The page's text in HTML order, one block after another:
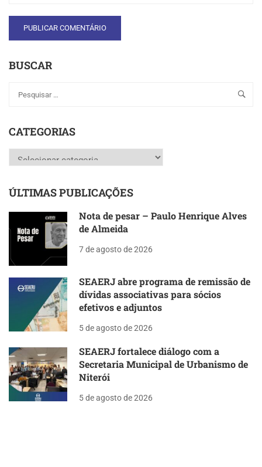
BUSCAR
CATEGORIAS
Categorias
ÚLTIMAS PUBLICAÇÕES
Nota de pesar – Paulo Henrique Alves
de Almeida
7 de agosto de 2026
SEAERJ abre programa de remissão de
dívidas associativas para sócios
efetivos e adjuntos
5 de agosto de 2026
SEAERJ fortalece diálogo com a
Secretaria Municipal de Urbanismo de
Niterói
5 de agosto de 2026